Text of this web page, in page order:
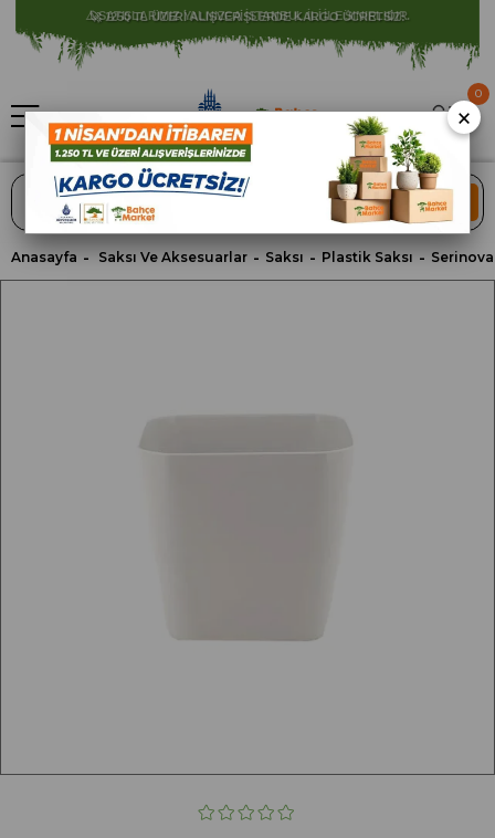
⚠️ SATIŞLARIMIZ YALNIZCA İSTANBUL İLİ İLE SINIRLIDIR.
ARA
0
Anasayfa Saksı Ve Aksesuarlar Saksı Plastik Saksı Serinova
×